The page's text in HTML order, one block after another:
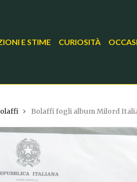
E STIME CURIOSITÀ
Bolaffi fogli album Milord